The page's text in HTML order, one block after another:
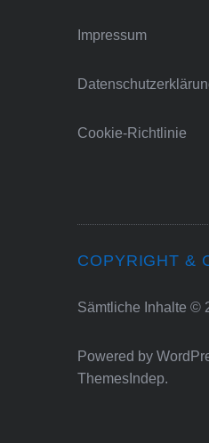
Impressum
Cookie-Richtlinie
COPYRIGHT &
Sämtliche Inhalte ©
Powered by
ThemesIndep.